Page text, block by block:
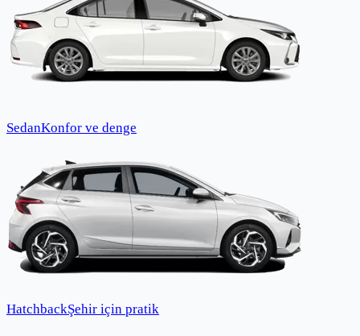
SedanKonfor ve denge
HatchbackŞehir için pratik